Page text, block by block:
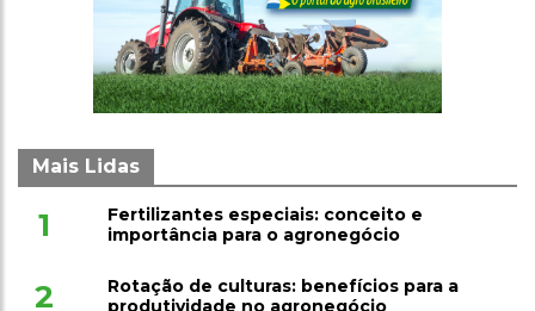
Mais Lidas
1
Fertilizantes especiais: conceito e
importância para o agronegócio
2
Rotação de culturas: benefícios para a
produtividade no agronegócio